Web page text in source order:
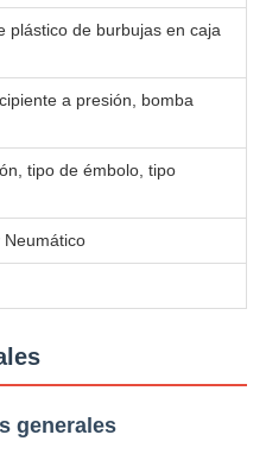
plástico de burbujas en caja
a presión, bomba
tipo de émbolo, tipo
Neumático
generales